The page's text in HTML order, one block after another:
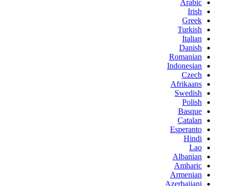
Arabic
Irish
Greek
Turkish
Italian
Danish
Romanian
Indonesian
Czech
Afrikaans
Swedish
Polish
Basque
Catalan
Esperanto
Hindi
Lao
Albanian
Amharic
Armenian
Azerbaijani